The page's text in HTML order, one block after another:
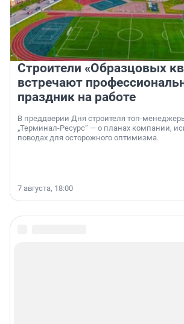
Строители «Образцовых
встречают
праздник на работе
В преддверии Дня строителя топ-
„Терминал-Ресурс“ — о планах компании,
поводах для осторожного оптимизма.
7 августа, 18:00